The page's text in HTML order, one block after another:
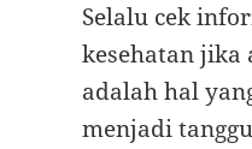
Selalu cek
kesehatan jika
adalah hal
menjadi